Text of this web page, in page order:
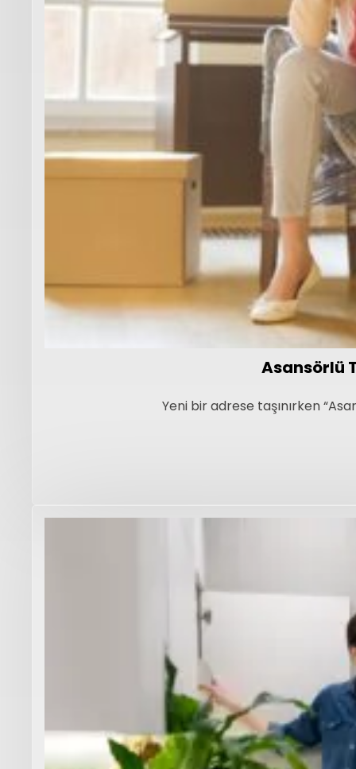
Asansörlü
Yeni bir adrese taşınırken